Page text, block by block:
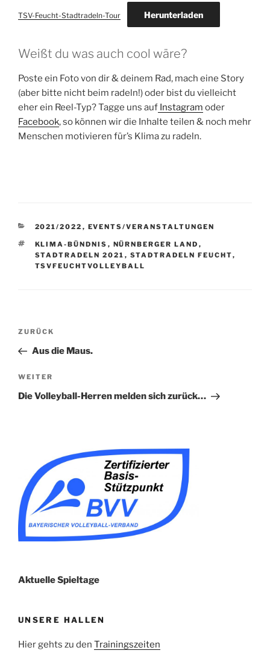
TSV-Feucht-Stadtradeln-Tour Herunterladen
Weißt du was auch cool wäre?
Poste ein Foto von dir & deinem Rad, mach eine Story
(aber bitte nicht beim radeln!) oder bist du vielleicht
eher ein Reel-Typ? Tagge uns auf Instagram oder
Facebook, so können wir die Inhalte teilen & noch mehr
Menschen motivieren für’s Klima zu radeln.
KATEGORIEN
2021/2022 , EVENTS/VERANSTALTUNGEN
SCHLAGWÖRTER
KLIMA-BÜNDNIS , NÜRNBERGER LAND ,
STADTRADELN 2021 , STADTRADELN FEUCHT,
TSVFEUCHTVOLLEYBALL
Beitragsnavigation
Vorheriger
Beitrag
ZURÜCK
Aus die Maus.
Nächster
Beitrag
WEITER
Die Volleyball-Herren melden sich zurück…
Aktuelle Spieltage
UNSERE HALLEN
Hier gehts zu den Trainingszeiten